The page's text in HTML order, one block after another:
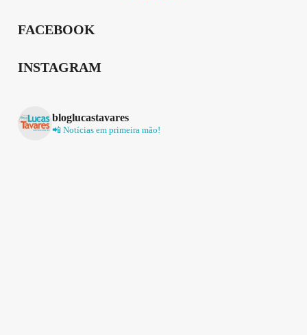
FACEBOOK
INSTAGRAM
bloglucastavares
📲 Notícias em primeira mão!